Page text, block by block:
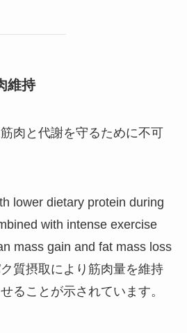
維持
肉と代謝を守るために不可
lower dietary protein during
with intense exercise
mass gain and fat mass loss
質摂取により筋肉量を維持
ることが示されています。